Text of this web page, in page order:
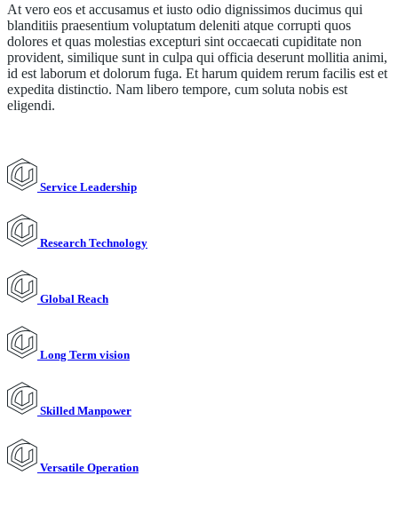
At vero eos et accusamus et iusto odio dignissimos ducimus qui
blanditiis praesentium voluptatum deleniti atque corrupti quos
dolores et quas molestias excepturi sint occaecati cupiditate non
provident, similique sunt in culpa qui officia deserunt mollitia animi,
id est laborum et dolorum fuga. Et harum quidem rerum facilis est et
expedita distinctio. Nam libero tempore, cum soluta nobis est
eligendi.
Service Leadership
Research Technology
Global Reach
Long Term vision
Skilled Manpower
Versatile Operation